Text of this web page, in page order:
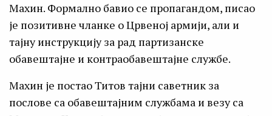
Махин. Формално бавио се пропагандом, писао
је позитивне чланке о Црвеној армији, али и
тајну инструкцију за рад партизанске
обавештајне и контраобавештајне службе.
Махин је постао Титов тајни саветник за
послове са обавештајним службама и везу са